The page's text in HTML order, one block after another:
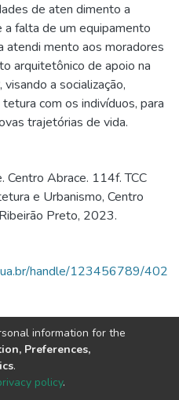
de aten dimento a
falta de um equipamento
atendi mento aos moradores
arquitetônico de apoio na
a socialização,
com os indivíduos, para
trajetórias de vida.
Centro Abrace. 114f. TCC
e Urbanismo, Centro
Preto, 2023.
handle/123456789/402
information for the
Preferences,
.
policy.